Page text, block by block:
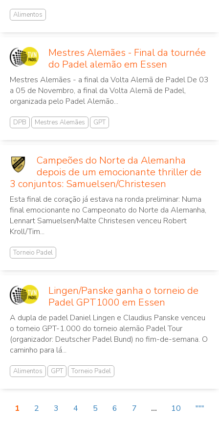
Alimentos
Mestres Alemães - Final da tournée
do Padel alemão em Essen
Mestres Alemães - a final da Volta Alemã de Padel De 03
a 05 de Novembro, a final da Volta Alemã de Padel,
organizada pelo Padel Alemão...
DPB Mestres Alemães GPT
Campeões do Norte da Alemanha
depois de um emocionante thriller de
3 conjuntos: Samuelsen/Christesen
Esta final de coração já estava na ronda preliminar: Numa
final emocionante no Campeonato do Norte da Alemanha,
Lennart Samuelsen/Malte Christesen venceu Robert
Kroll/Tim...
Torneio Padel
Lingen/Panske ganha o torneio de
Padel GPT1000 em Essen
A dupla de padel Daniel Lingen e Claudius Panske venceu
o torneio GPT-1.000 do torneio alemão Padel Tour
(organizador: Deutscher Padel Bund) no fim-de-semana. O
caminho para lá...
Alimentos GPT Torneio Padel
1 2 3 4 5 6 7 ... 10 """